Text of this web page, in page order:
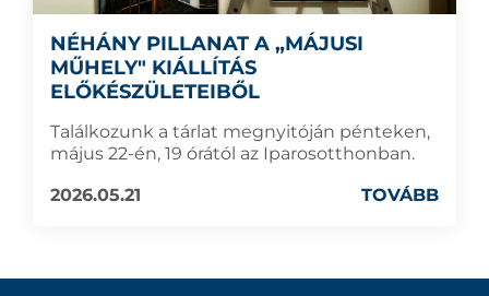
NÉHÁNY PILLANAT A „MÁJUSI
MŰHELY" KIÁLLÍTÁS
ELŐKÉSZÜLETEIBŐL
Találkozunk a tárlat megnyitóján pénteken,
május 22-én, 19 órától az Iparosotthonban.
2026.05.21
TOVÁBB